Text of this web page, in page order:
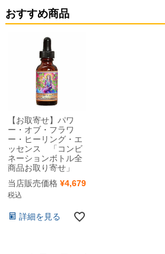
おすすめ商品
【お取寄せ】パワ
ー・オブ・フラワ
ー・ヒーリング・エ
ッセンス 「コンビ
ネーションボトル全
商品お取り寄せ」
当店販売価格 ¥4,679
税込
詳細を見る